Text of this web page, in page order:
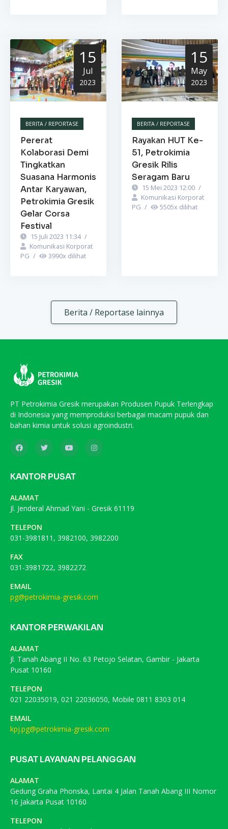
15
Jul
2023
BERITA / REPORTASE
Pererat
Kolaborasi Demi
Tingkatkan
Suasana Harmonis
Antar Karyawan,
Petrokimia Gresik
Gelar Corsa
Festival
15 Juli 2023 11:34 /
Komunikasi Korporat
PG / 3990x dilihat
15
May
2023
BERITA / REPORTASE
Rayakan HUT Ke-
51, Petrokimia
Gresik Rilis
Seragam Baru
15 Mei 2023 12:00 /
Komunikasi Korporat
PG / 5505x dilihat
Berita / Reportase lainnya
PT Petrokimia Gresik merupakan Produsen Pupuk Terlengkap
di Indonesia yang memproduksi berbagai macam pupuk dan
bahan kimia untuk solusi agroindustri.
KANTOR PUSAT
ALAMAT
Jl. Jenderal Ahmad Yani - Gresik 61119
TELEPON
031-3981811, 3982100, 3982200
FAX
031-3981722, 3982272
EMAIL
pg@petrokimia-gresik.com
KANTOR PERWAKILAN
ALAMAT
Jl. Tanah Abang II No. 63 Petojo Selatan, Gambir - Jakarta
Pusat 10160
TELEPON
021 22035019, 021 22036050, Mobile 0811 8303 014
EMAIL
kpj.pg@petrokimia-gresik.com
PUSAT LAYANAN PELANGGAN
ALAMAT
Gedung Graha Phonska, Lantai 4 Jalan Tanah Abang III Nomor
16 Jakarta Pusat 10160
TELEPON